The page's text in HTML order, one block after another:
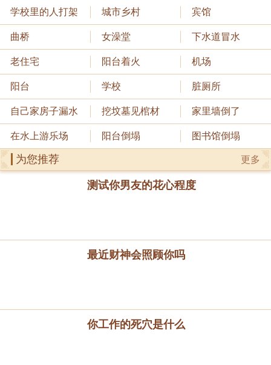
学校里的人打架 城市乡村 宾馆
曲桥 女澡堂 下水道冒水
老住宅 阳台着火 机场
阳台 学校 脏厕所
自己家房子漏水 挖坟墓见棺材 家里墙倒了
在水上游乐场 阳台倒塌 图书馆倒塌
更多
为您推荐
测试你男友的花心程度
最近财神会照顾你吗
你工作的死穴是什么